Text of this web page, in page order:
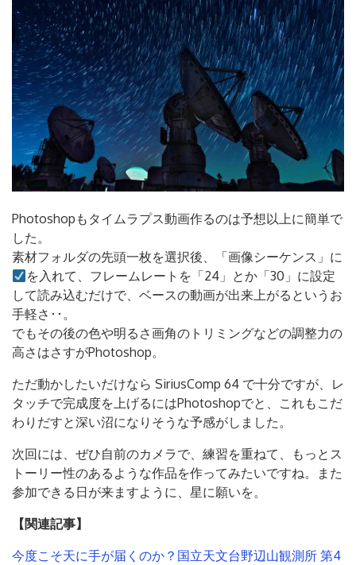
Photoshopもタイムラプス動画作るのは予想以上に簡単で
した。
素材フォルダの先頭一枚を選択後、「画像シーケンス」に
を入れて、フレームレートを「24」とか「30」に設定
して読み込むだけで、ベースの動画が出来上がるというお
手軽さ･･。
でもその後の色や明るさ画角のトリミングなどの調整力の
高さはさすがPhotoshop。
ただ動かしたいだけなら SiriusComp 64 で十分ですが、レ
タッチで完成度を上げるにはPhotoshopでと、これもこだ
わりだすと深い沼になりそうな予感がしました。
次回には、ぜひ自前のカメラで、練習を重ねて、もっとス
トーリー性のあるような作品を作ってみたいですね。また
参加できる日が来ますように、星に願いを。
【関連記事】
今度こそ天に手が届くのか？国立天文台野辺山観測所 第4